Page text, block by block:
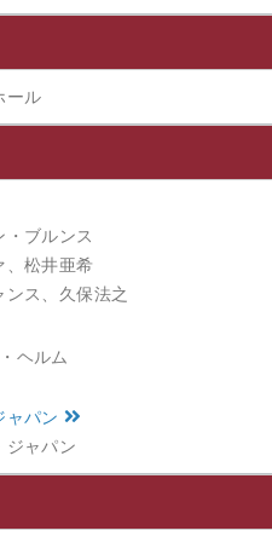
ール
ブルンス
、松井亜希
ス、久保法之
ヘルム
ャパン
ジャパン